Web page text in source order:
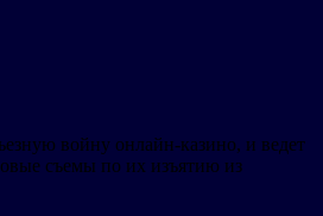
войну онлайн-казино, и ведет
съемы по их изъятию из